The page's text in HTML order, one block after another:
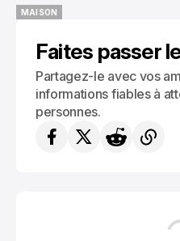
MAISON
Faites passer
Partagez-le avec vos
informations fiables à
personnes.